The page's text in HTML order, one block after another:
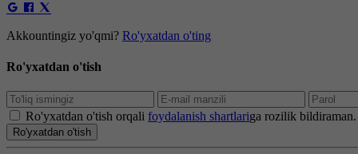
Akkountingiz yo'qmi? Ro'yxatdan o'ting
Ro'yxatdan o'tish
Ro'yxatdan o'tish orqali foydalanish shartlariga rozilik bildiraman.
Ro'yxatdan o'tish